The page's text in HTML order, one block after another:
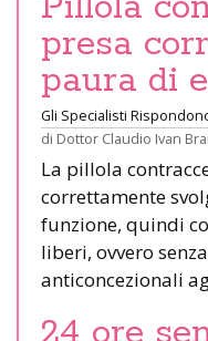
presa
paura di
Gli Specialisti
di Dottor Claudio Ivan
La pillola
correttamente
funzione, quindi
liberi, ovvero
anticoncezionali